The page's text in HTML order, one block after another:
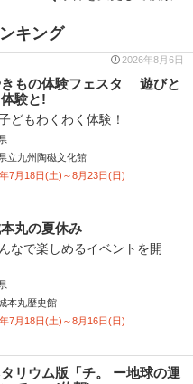
キング
2026年8月6日
もの体験フェスタ 遊びと
験と!
どもわくわく体験！
立九州陶磁文化館
7月18日(土)～8月23日(日)
丸の夏休み
なで楽しめるイベントを開
本丸歴史館
7月18日(土)～8月16日(日)
リウム版「チ。 ー地球の運